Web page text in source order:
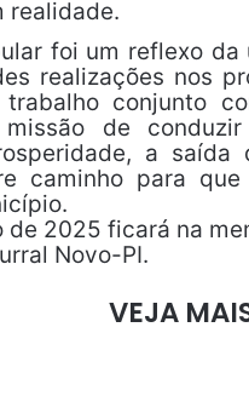
realidade.
foi um reflexo
realizações nos
conjunto
de
a
caminho para
de 2025 ficará na
Novo-PI.
VEJA